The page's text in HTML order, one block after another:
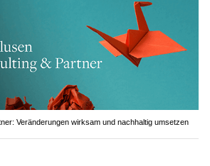
Veränderungen wirksam und nachhaltig umsetzen